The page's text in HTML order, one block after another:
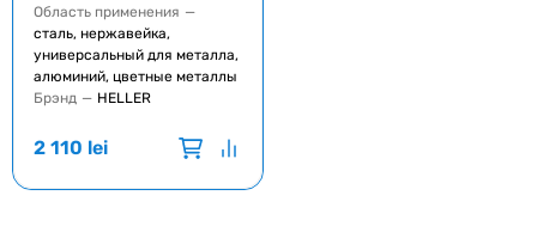
Область применения —
сталь, нержавейка,
универсальный для металла,
алюминий, цветные металлы
Брэнд — HELLER
2 110 lei